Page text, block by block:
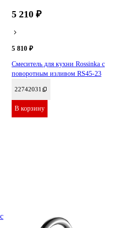
5 210 ₽
5 810 ₽
Смеситель для кухни Rossinka с
поворотным изливом RS45-23
22742031
В корзину